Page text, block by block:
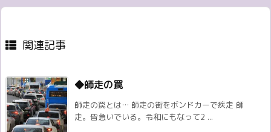
関連記事
◆師走の罠
師走の罠とは… 師走の街をボンドカーで疾走 師
走。皆急いでいる。令和にもなって2 ...